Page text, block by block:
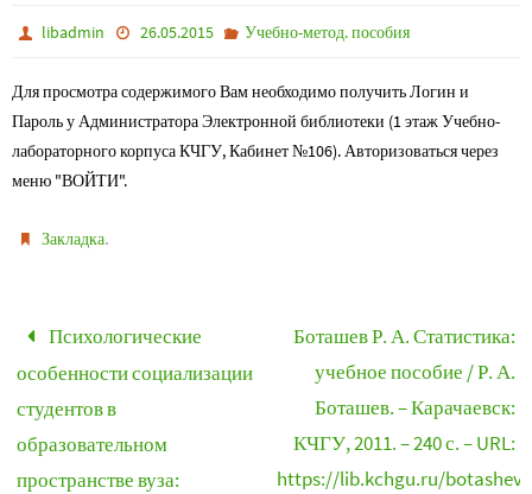
libadmin 26.05.2015 Учебно-метод. пособия
Для просмотра содержимого Вам необходимо получить Логин и
Пароль у Администратора Электронной библиотеки (1 этаж Учебно-
лабораторного корпуса КЧГУ, Кабинет №106). Авторизоваться через
меню "ВОЙТИ".
Закладка.
Психологические
особенности социализации
студентов в
образовательном
пространстве вуза:
Боташев Р. А. Статистика:
учебное пособие / Р. А.
Боташев. – Карачаевск:
КЧГУ, 2011. – 240 с. – URL:
https://lib.kchgu.ru/botashev-